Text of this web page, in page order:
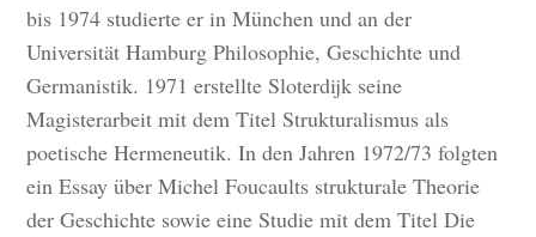
bis 1974 studierte er in München und an der
Universität Hamburg Philosophie, Geschichte und
Germanistik. 1971 erstellte Sloterdijk seine
Magisterarbeit mit dem Titel Strukturalismus als
poetische Hermeneutik. In den Jahren 1972/73 folgten
ein Essay über Michel Foucaults strukturale Theorie
der Geschichte sowie eine Studie mit dem Titel Die